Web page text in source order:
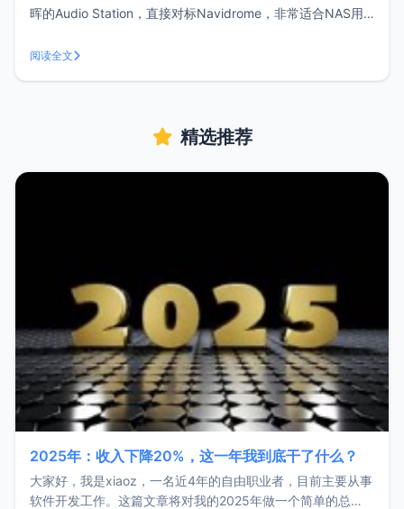
晖的Audio Station，直接对标Navidrome，非常适合NAS用
和MIoT插件，因此可以支持通过小爱音箱来播放音乐。
Songloft特点本地音乐管理：扫描目录，自动
阅读全文
精选推荐
2025年：收入下降20%，这一年我到底干了什么？
大家好，我是xiaoz，一名近4年的自由职业者，目前主要从事
软件开发工作。这篇文章将对我的2025年做一个简单的总